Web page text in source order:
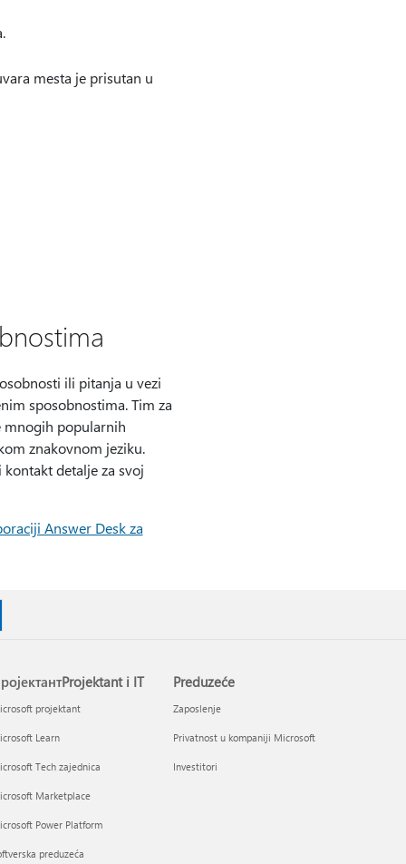
mesta je prisutan u
ili pitanja u vezi
sposobnostima. Tim za
mnogih popularnih
znakovnom jeziku.
kontakt detalje za svoj
Answer Desk za
i IT
projektant
Learn
Tech zajednica
Marketplace
Power Platform
preduzeća
Preduzeće
Zaposlenje
Privatnost u kompaniji Microsoft
Investitori